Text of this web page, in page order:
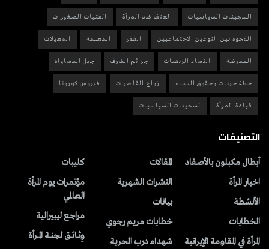
السجينات السياسيات العنف ضد المرأة الفتيات الصغيرات
الفجوة بين النوعين الاجتماعيين الفقر المعلمة المعيلات
الممرضة النساء الريفيات جرائم الشرف جيل المساواة
خطة حريات وحقوق النساء زواج القاصرات فيروس كورونا
قيادة المرأة لسجينات السياسيات
التصنيفات
أبطال مكبلون بالأصفاد
اخبار المرأة
الأنشطة
الخطابات
المرأة في المقاومة الإيرانية
المقالات
النشرات الشهریة
بیانات
خطابات مريم رجوي
شهداء درب الحرية
کلیبات
مؤتمرات يوم المرأة
العالمي
مراجع ليبيرالية
وِثــائــق لجنــة المــرأة